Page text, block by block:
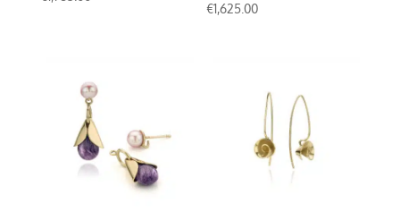
€1,625.00